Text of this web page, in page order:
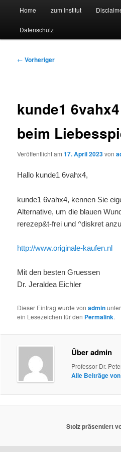
Suchmaschine
Technologie
Zum
primären
Zum
sekundären
Home zum Institut
Datenschutz
Beitragsnavigation
← Vorheriger
kunde1
beim
Veröffentlicht am17. April 2023von
Hallo kunde1 6vahx4,
kunde1 6vahx4, kennen Sie
Alternative, um die blauen
rerezep&t-frei und ^diskret
http://www.originale-kaufen.nl
Mit den besten Gruessen
Dr. Jeraldea Eichler
Dieser Eintrag wurde vonadmin
ein Lesezeichen für den Permalink.
Über admin
Professor Dr.
Alle Beiträge
Stolz präsentiert